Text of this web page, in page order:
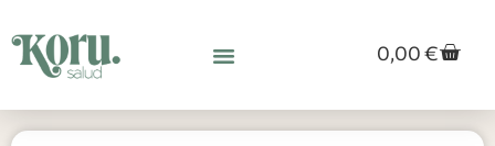
0,00€